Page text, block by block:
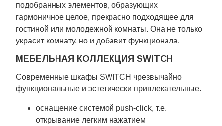
подобранных элементов, образующих
гармоничное целое, прекрасно подходящее для
гостиной или молодежной комнаты. Она не только
украсит комнату, но и добавит функционала.
МЕБЕЛЬНАЯ КОЛЛЕКЦИЯ SWITCH
Современные шкафы SWITCH чрезвычайно
функциональные и эстетически привлекательные.
оснащение системой push-click, т.е.
открывание легким нажатием